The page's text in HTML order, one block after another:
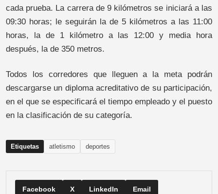
cada prueba. La carrera de 9 kilómetros se iniciará a las
09:30 horas; le seguirán la de 5 kilómetros a las 11:00
horas, la de 1 kilómetro a las 12:00 y media hora
después, la de 350 metros.
Todos los corredores que lleguen a la meta podrán
descargarse un diploma acreditativo de su participación,
en el que se especificará el tiempo empleado y el puesto
en la clasificación de su categoría.
Etiquetas atletismo deportes
Facebook X LinkedIn Email